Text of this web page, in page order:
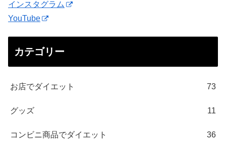
インスタグラム
YouTube
カテゴリー
お店でダイエット 73
グッズ 11
コンビニ商品でダイエット 36